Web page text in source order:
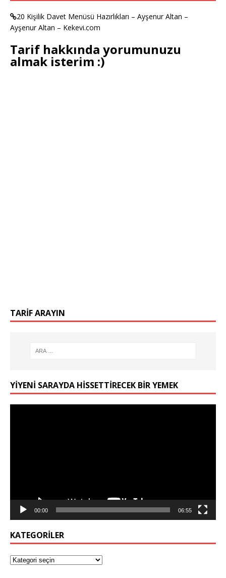
20 Kişilik Davet Menüsü Hazırlıkları – Ayşenur Altan –
Ayşenur Altan – Kekevi.com
Tarif hakkında yorumunuzu
almak isterim :)
TARIF ARAYIN
YIYENI SARAYDA HISSETTIRECEK BIR YEMEK
00:00 06:55
KATEGORILER